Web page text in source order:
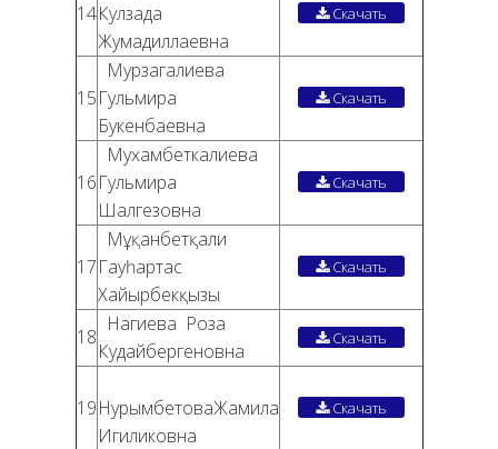
14Кулзада
Жумадиллаевна
Скачать
15
Мурзагалиева
Гульмира
Букенбаевна
Скачать
16
Мухамбеткалиева
Гульмира
Шалгезовна
Скачать
17
Мұқанбетқали
Гауһартас
Хайырбекқызы
Скачать
18
Нагиева Роза
Кудайбергеновна
Скачать
19НурымбетоваЖамила
Игиликовна
Скачать